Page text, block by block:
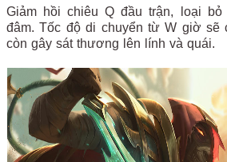
Giảm hồi chiêu Q đầu trận, loại
đâm. Tốc độ di chuyển từ W giờ sẽ
còn gây sát thương lên lính và quái.